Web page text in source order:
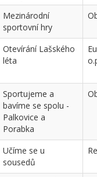
Mezinárodní
sportovní hry
Otevírání Lašského
léta
Sportujeme a
bavíme se spolu -
Palkovice a
Porabka
Učíme se u
sousedů